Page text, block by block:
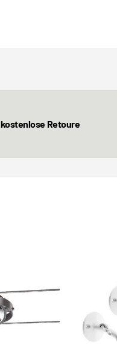
kostenlose Retoure